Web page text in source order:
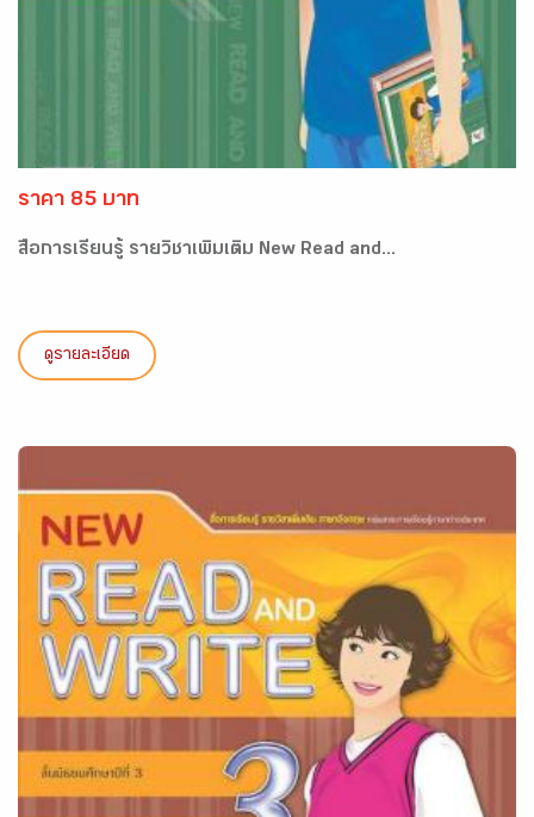
ราคา 85 บาท
สื่อการเรียนรู้ รายวิชาเพิ่มเติม New Read and...
ดูรายละเอียด